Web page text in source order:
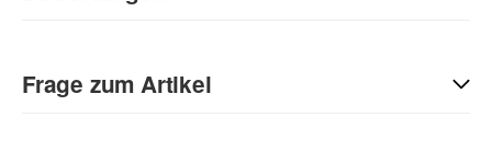
Sie Anderen bei der Kaufentscheidung:
Frage zum Artikel